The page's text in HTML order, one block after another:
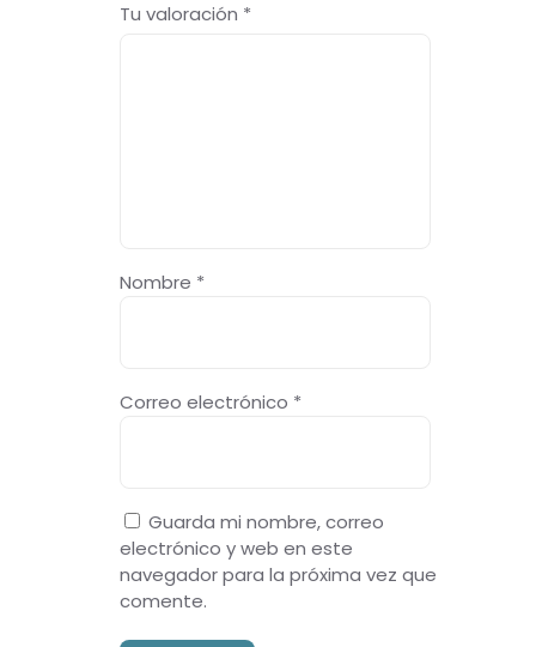
Tu valoración *
Nombre *
Correo electrónico *
Guarda mi nombre, correo
electrónico y web en este
navegador para la próxima vez que
comente.